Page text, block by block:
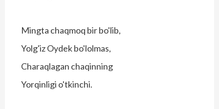
Mingta chaqmoq bir bo'lib,
Yolg'iz Oydek bo'lolmas,
Charaqlagan chaqinning
Yorqinligi o'tkinchi.